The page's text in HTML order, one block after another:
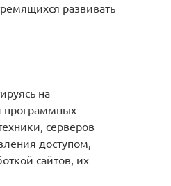
развивать
на
программных
серверов
доступом,
сайтов, их